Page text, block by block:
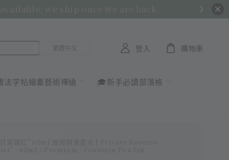
法字帖繪畫藝術禪繞 🎓新手必讀部落格
登入 購物車